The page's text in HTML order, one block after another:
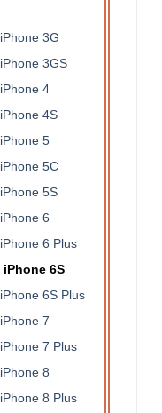
3G
3GS
4
4S
5
5C
5S
6
6 Plus
6S
6S Plus
7
7 Plus
8
8 Plus
protection intégrale
degrés en silicone
7 Plus